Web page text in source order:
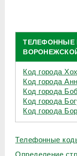
ТЕЛЕФОННЫЕ
Код города
Код города
Код города
Код города
Код города
Телефонные